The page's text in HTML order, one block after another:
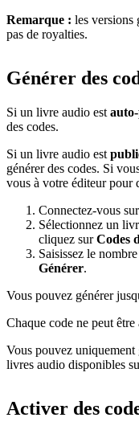
Remarque : les versions
pas de royalties.
Générer des
Si un livre audio est
des codes.
Si un livre audio est
générer des codes. Si
vous à votre éditeur pour
Connectez-vous sur
Sélectionnez un
cliquez surCodes
Saisissez le
Générer.
Vous pouvez générer
Chaque code ne peut
Vous pouvez uniquement
livres audio disponibles
Activer des